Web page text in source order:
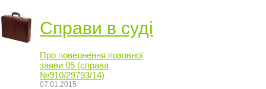
Справи в суді
Про повернення позовної
заяви 05 (справа
№910/29793/14)
07.01.2015